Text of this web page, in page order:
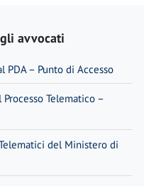
avvocati
PDA – Punto di Accesso
Telematico –
del Ministero di